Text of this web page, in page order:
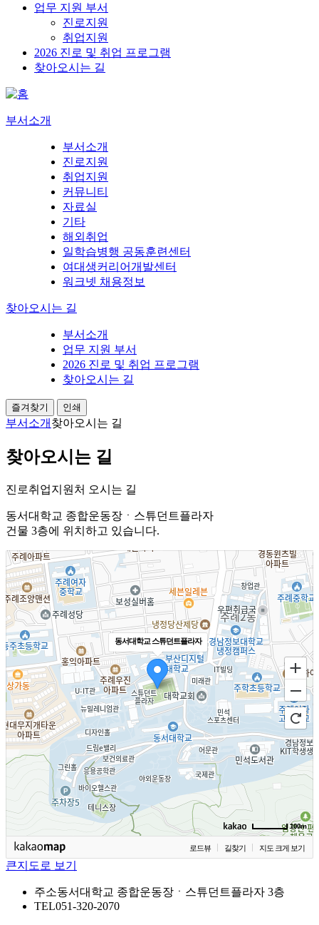
업무 지원 부서
진로지원
취업지원
2026 진로 및 취업 프로그램
찾아오시는 길
부서소개
부서소개
진로지원
취업지원
커뮤니티
자료실
기타
해외취업
일학습병행 공동훈련센터
여대생커리어개발센터
워크넷 채용정보
찾아오시는 길
부서소개
업무 지원 부서
2026 진로 및 취업 프로그램
찾아오시는 길
즐겨찾기 인쇄
부서소개 찾아오시는 길
찾아오시는 길
진로취업지원처 오시는 길
동서대학교 종합운동장ㆍ스튜던트플라자
건물 3층에 위치하고 있습니다.
동서대학교 스튜던트플라자
100m
로드뷰 길찾기 지도 크게 보기
큰지도로 보기
주소동서대학교 종합운동장ㆍ스튜던트플라자 3층
TEL051-320-2070